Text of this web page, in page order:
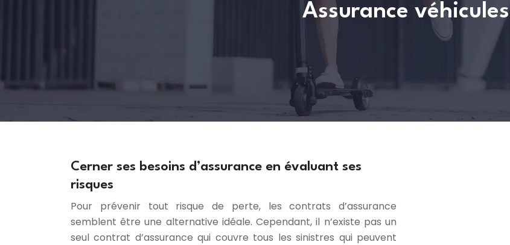
Assurance véhicules
Cerner ses besoins d’assurance en évaluant ses
risques
Pour prévenir tout risque de perte, les contrats d’assurance
semblent être une alternative idéale. Cependant, il n’existe pas un
seul contrat d’assurance qui couvre tous les sinistres qui peuvent